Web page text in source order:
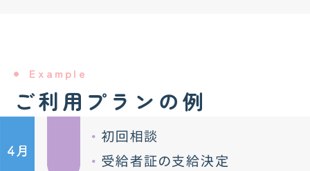
リカバリー
調子の波への対処
心のサポート
Example
ご利用プランの例